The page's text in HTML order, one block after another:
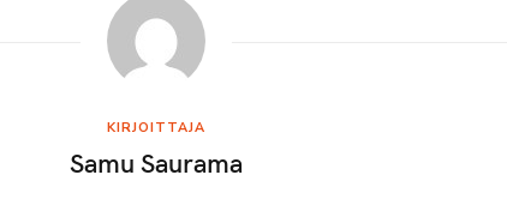
KIRJOITTAJA
Samu Saurama